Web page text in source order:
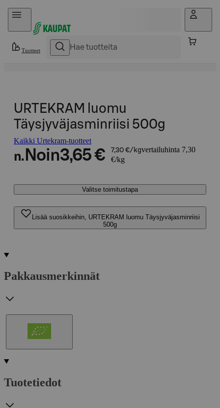
Hyppää sisältöön
Tuotteet
URTEKRAM luomu
Täysjyväjasminriisi 500g
Kaikki Urtekram-tuotteet
n. Noin3,65 € 7,30 €/kgvertailuhinta 7,30
€/kg
Valitse toimitustapa
Lisää suosikkeihin, URTEKRAM luomu Täysjyväjasminriisi
500g
Pakkausmerkinnät
Tuotetiedot